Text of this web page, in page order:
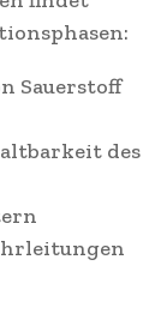
Sauerstoff
des